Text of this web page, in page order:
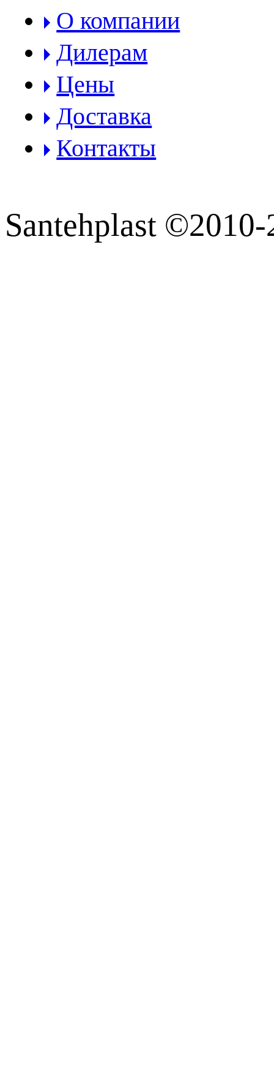
О компании
Дилерам
Цены
Доставка
Контакты
Santehplast